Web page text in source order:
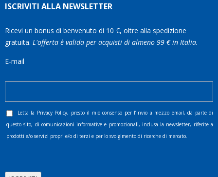
ISCRIVITI ALLA NEWSLETTER
Ricevi un bonus di benvenuto di 10 €, oltre alla spedizione
gratuita. L'offerta è valida per acquisti di almeno 99 € in Italia.
E-mail
Letta la Privacy Policy, presto il mio consenso per l’invio a mezzo email, da parte di
questo sito, di comunicazioni informative e promozionali, inclusa la newsletter, riferite a
prodotti e/o servizi propri e/o di terzi e per lo svolgimento di ricerche di mercato.